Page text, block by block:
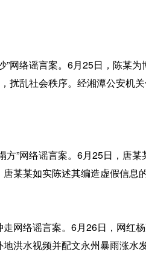
络谣言案。6月25日，陈某
扰乱社会秩序。经湘潭公安
网络谣言案。6月25日，唐
某某如实陈述其编造虚假信息
络谣言案。6月26日，网红
洪水视频并配文永州暴雨涨水